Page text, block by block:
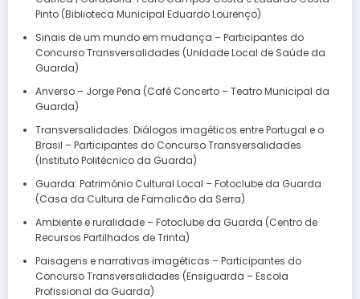
Pinto (Biblioteca Municipal Eduardo Lourenço)
Sinais de um mundo em mudança – Participantes do
Concurso Transversalidades (Unidade Local de Saúde da
Guarda)
Anverso – Jorge Pena (Café Concerto – Teatro Municipal da
Guarda)
Transversalidades. Diálogos imagéticos entre Portugal e o
Brasil – Participantes do Concurso Transversalidades
(Instituto Politécnico da Guarda)
Guarda: Património Cultural Local – Fotoclube da Guarda
(Casa da Cultura de Famalicão da Serra)
Ambiente e ruralidade – Fotoclube da Guarda (Centro de
Recursos Partilhados de Trinta)
Paisagens e narrativas imagéticas – Participantes do
Concurso Transversalidades (Ensiguarda – Escola
Profissional da Guarda)